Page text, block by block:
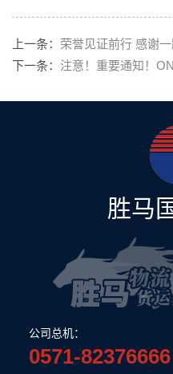
上一条： 荣誉见证前行 感谢
下一条： 注意！重要通知！
胜马
公司总机：
0571-82376666